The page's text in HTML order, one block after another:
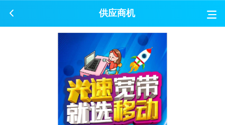
供应商机